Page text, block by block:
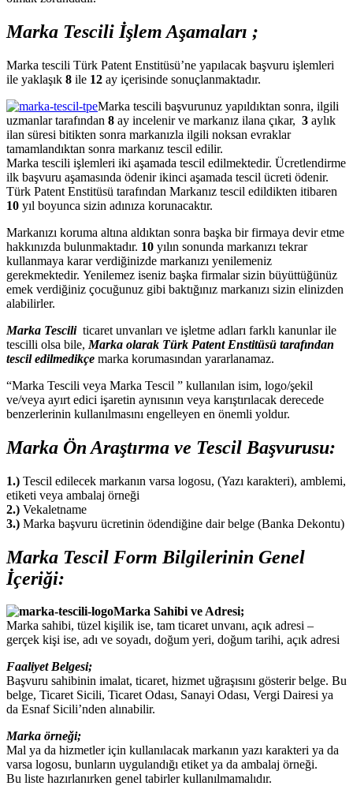
Marka Tescili İşlem Aşamaları ;
Marka tescili Türk Patent Enstitüsü’ne yapılacak başvuru işlemleri
ile yaklaşık 8 ile 12 ay içerisinde sonuçlanmaktadır.
Marka tescili başvurunuz yapıldıktan sonra, ilgili
uzmanlar tarafından 8 ay incelenir ve markanız ilana çıkar, 3 aylık
ilan süresi bitikten sonra markanızla ilgili noksan evraklar
tamamlandıktan sonra markanız tescil edilir.
Marka tescili işlemleri iki aşamada tescil edilmektedir. Ücretlendirme
ilk başvuru aşamasında ödenir ikinci aşamada tescil ücreti ödenir.
Türk Patent Enstitüsü tarafından Markanız tescil edildikten itibaren
10 yıl boyunca sizin adınıza korunacaktır.
Markanızı koruma altına aldıktan sonra başka bir firmaya devir etme
hakkınızda bulunmaktadır. 10 yılın sonunda markanızı tekrar
kullanmaya karar verdiğinizde markanızı yenilemeniz
gerekmektedir. Yenilemez iseniz başka firmalar sizin büyüttüğünüz
emek verdiğiniz çocuğunuz gibi baktığınız markanızı sizin elinizden
alabilirler.
Marka Tescili ticaret unvanları ve işletme adları farklı kanunlar ile
tescilli olsa bile, Marka olarak Türk Patent Enstitüsü tarafından
tescil edilmedikçe marka korumasından yararlanamaz.
“Marka Tescili veya Marka Tescil ” kullanılan isim, logo/şekil
ve/veya ayırt edici işaretin aynısının veya karıştırılacak derecede
benzerlerinin kullanılmasını engelleyen en önemli yoldur.
Marka Ön Araştırma ve Tescil Başvurusu:
1.) Tescil edilecek markanın varsa logosu, (Yazı karakteri), amblemi,
etiketi veya ambalaj örneği
2.) Vekaletname
3.) Marka başvuru ücretinin ödendiğine dair belge (Banka Dekontu)
Marka Tescil Form Bilgilerinin Genel
İçeriği:
Marka Sahibi ve Adresi;
Marka sahibi, tüzel kişilik ise, tam ticaret unvanı, açık adresi –
gerçek kişi ise, adı ve soyadı, doğum yeri, doğum tarihi, açık adresi
Faaliyet Belgesi;
Başvuru sahibinin imalat, ticaret, hizmet uğraşısını gösterir belge. Bu
belge, Ticaret Sicili, Ticaret Odası, Sanayi Odası, Vergi Dairesi ya
da Esnaf Sicili’nden alınabilir.
Marka örneği;
Mal ya da hizmetler için kullanılacak markanın yazı karakteri ya da
varsa logosu, bunların uygulandığı etiket ya da ambalaj örneği.
Bu liste hazırlanırken genel tabirler kullanılmamalıdır.